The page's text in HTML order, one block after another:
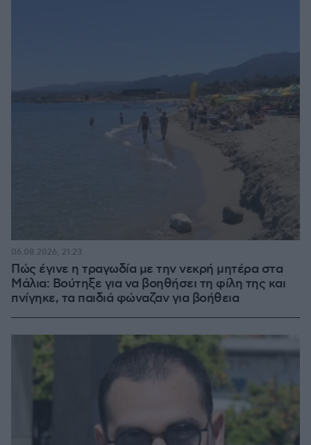
Πώς έγινε η τραγωδία με την νεκρή μητέρα στα
Μάλια: Βούτηξε για να βοηθήσει τη φίλη της και
πνίγηκε, τα παιδιά φώναζαν για βοήθεια
06.08.2026, 21:23